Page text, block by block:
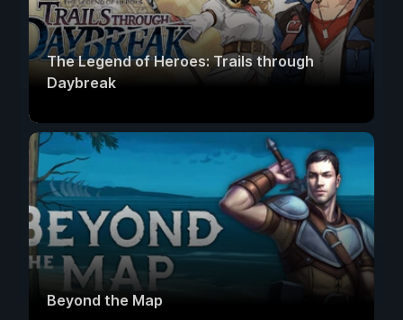
The Legend of Heroes: Trails through
Daybreak
Beyond the Map